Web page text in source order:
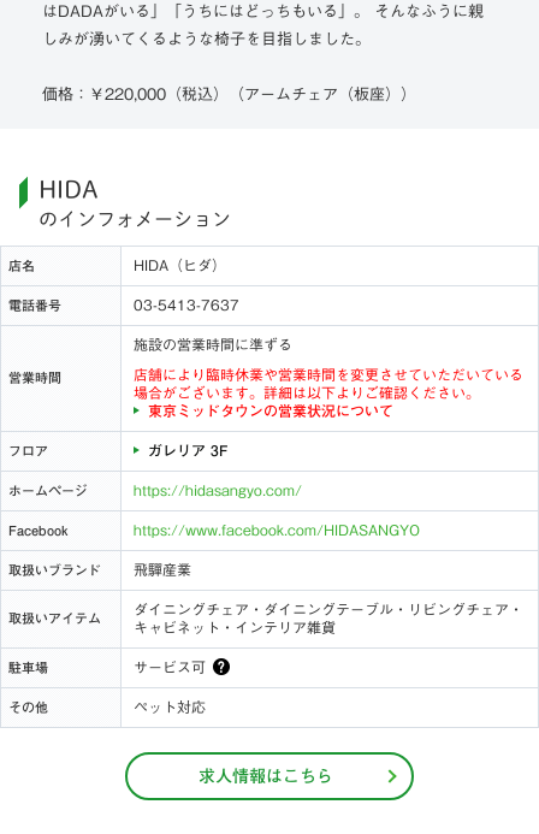
はDADAがいる」「うちにはどっちもいる」。 そんなふうに親
しみが湧いてくるような椅子を目指しました。
価格：￥220,000（税込）（アームチェア（板座））
HIDA
のインフォメーション
店名 HIDA（ヒダ）
電話番号 03-5413-7637
営業時間
施設の営業時間に準ずる
店舗により臨時休業や営業時間を変更させていただいている
場合がございます。詳細は以下よりご確認ください。
東京ミッドタウンの営業状況について
フロア ガレリア 3F
ホームページ https://hidasangyo.com/
Facebook https://www.facebook.com/HIDASANGYO
取扱いブランド 飛驒産業
取扱いアイテム
ダイニングチェア・ダイニングテーブル・リビングチェア・
キャビネット・インテリア雑貨
駐車場 サービス可
その他 ペット対応
求人情報はこちら